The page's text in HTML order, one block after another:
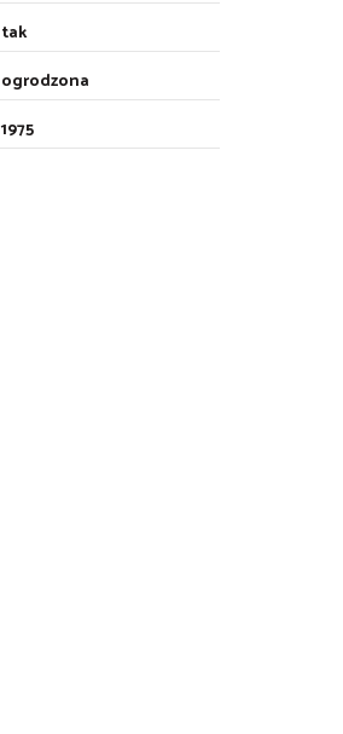
tak
ogrodzona
1975